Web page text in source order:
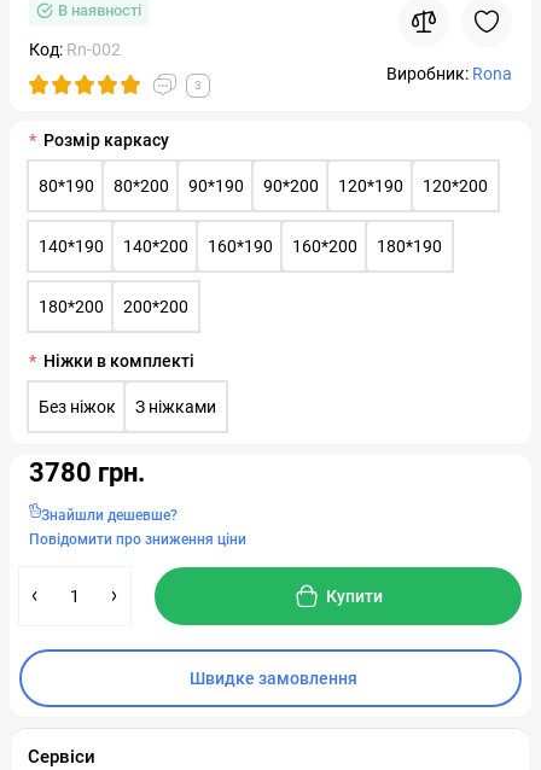
В наявності
Код: Rn-002
3
Виробник: Rona
Розмір каркасу
80*190 80*200 90*190 90*200 120*190 120*200
140*190 140*200 160*190 160*200 180*190
180*200 200*200
Ніжки в комплекті
Без ніжок З ніжками
3780 грн.
Знайшли дешевше?
Повідомити про зниження ціни
Купити
Швидке замовлення
Сервіси